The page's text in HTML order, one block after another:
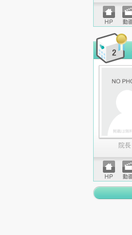
ホーム
ページ
動画
院長
ホーム
ページ
動画